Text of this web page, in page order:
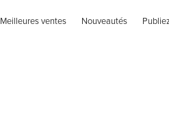
Meilleures ventes Nouveautés